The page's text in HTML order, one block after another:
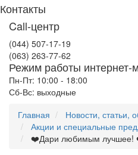
Контакты
Call-центр
(044) 507-17-19
(063) 263-77-62
Режим работы интернет-
Пн-Пт: 10:00 - 18:00
Сб-Вс: выходные
Главная
Новости, статьи,
Акции и специальные
❤️Дари любимым лучшее!